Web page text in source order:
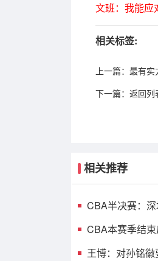
文班：我能应
相关标签:
上一篇： 最有实
下一篇： 返回列
相关推荐
CBA半决赛：
CBA本赛季结
王博：对孙铭